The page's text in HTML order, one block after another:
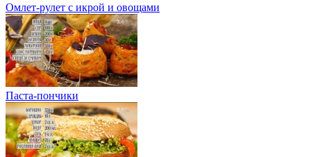
Омлет-рулет с икрой и овощами
Паста-пончики